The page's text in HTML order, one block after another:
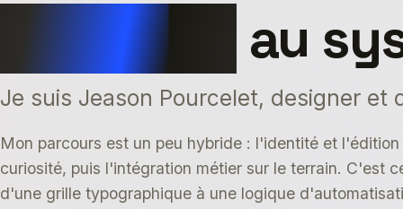
Du papier au
Je suis Jeason Pourcelet, designer et
Mon parcours est un peu hybride : l'identité et
curiosité, puis l'intégration métier sur le terrain. C'est
d'une grille typographique à une logique